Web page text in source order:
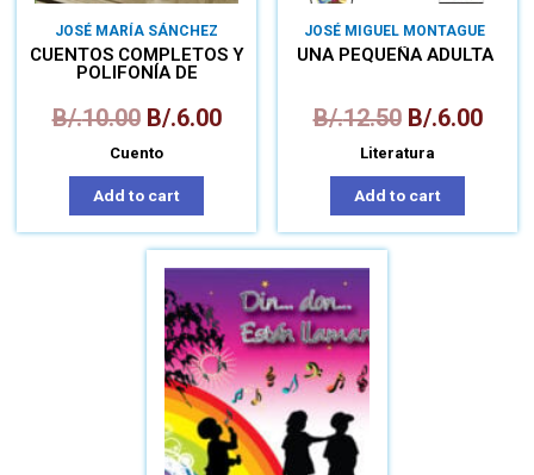
JOSÉ MARÍA SÁNCHEZ
CUENTOS COMPLETOS Y
POLIFONÍA DE
B/.10.00 B/.6.00
Cuento
Add to cart
JOSÉ MIGUEL MONTAGUE
UNA PEQUEÑA ADULTA
B/.12.50 B/.6.00
Literatura
Add to cart